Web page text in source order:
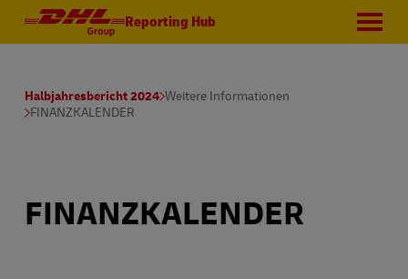
Reporting Hub
Halbjahresbericht 2024 Weitere Informationen
FINANZKALENDER
FINANZKALENDER